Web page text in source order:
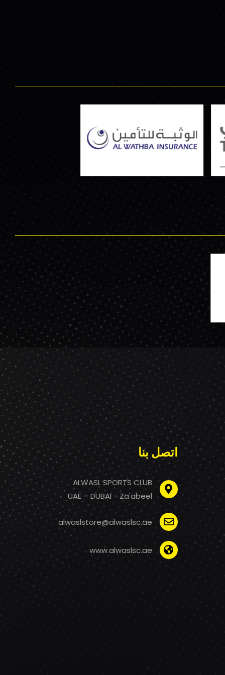
اتصل بنا
ALWASL SPORTS CLUB
UAE – DUBAI - Za'abeel
alwaslstore@alwaslsc.ae
www.alwaslsc.ae